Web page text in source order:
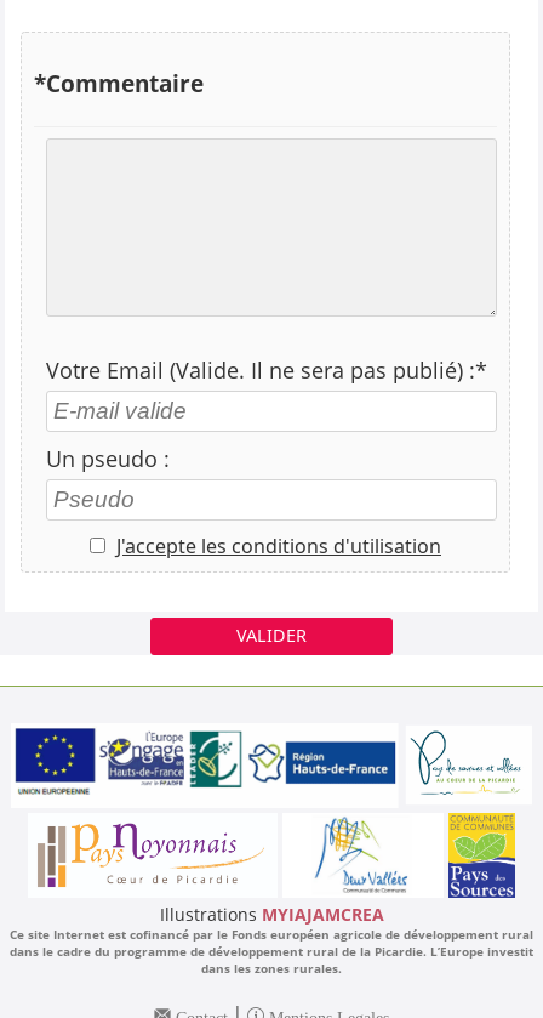
*Commentaire
Votre Email (Valide. Il ne sera pas publié) :*
Un pseudo :
J'accepte les conditions d'utilisation
VALIDER
Illustrations MYIAJAMCREA
Ce site Internet est cofinancé par le Fonds européen agricole de développement rural
dans le cadre du programme de développement rural de la Picardie. L’Europe investit
dans les zones rurales.
|